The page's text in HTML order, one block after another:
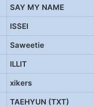
SAY MY NAME
ISSEI
Saweetie
ILLIT
xikers
TAEHYUN (TXT)